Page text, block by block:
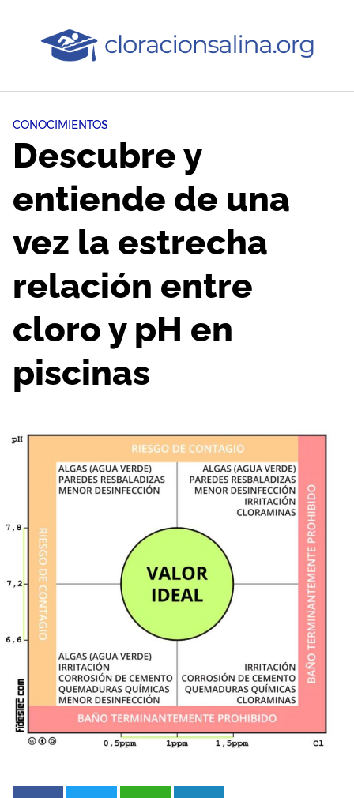
contenido
CONOCIMIENTOS
Descubre y
entiende de una
vez la estrecha
relación entre
cloro y pH en
piscinas